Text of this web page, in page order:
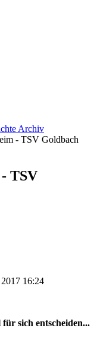
Archiv
- TSV Goldbach
TSV
16:24
sich entscheiden...